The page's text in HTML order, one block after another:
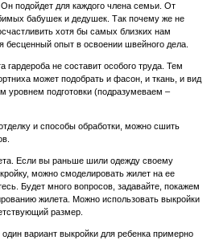
подойдет для каждого члена семьи. От
бабушек и дедушек. Так почему же не
хотя бы самых близких нам
опыт в освоении швейного дела.
гардероба не составит особого труда. Тем
может подобрать и фасон, и ткань, и вид
уровнем подготовки (подразумеваем –
и способы обработки, можно сшить
Если вы раньше шили одежду своему
можно смоделировать жилет на ее
Будет много вопросов, задавайте, покажем
жилета. Можно использовать выкройки
размер.
вариант выкройки для ребенка примерно